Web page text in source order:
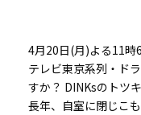
4月20日(月)よる11時
テレビ東京系列・ド
すか？ DINKsのトツキ
長年、自室に閉じこ